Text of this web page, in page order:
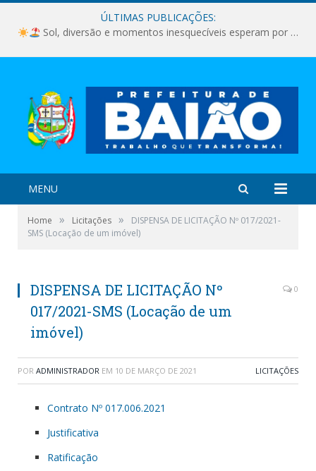
ÚLTIMAS PUBLICAÇÕES:
Sol, diversão e momentos inesquecíveis esperam por você!
MENU
Home » Licitações »
DISPENSA DE LICITAÇÃO Nº 017/2021-
SMS (Locação de um imóvel)
DISPENSA DE LICITAÇÃO Nº
017/2021-SMS (Locação de um
imóvel)
0
POR ADMINISTRADOR EM 10 DE MARÇO DE 2021 LICITAÇÕES
Contrato Nº 017.006.2021
Justificativa
Ratificação